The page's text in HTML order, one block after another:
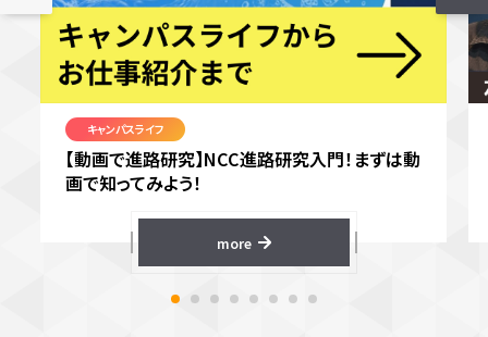
キャンパスライフ
【動画で進路研究】NCC進路研究入門！まずは動
画で知ってみよう！
more